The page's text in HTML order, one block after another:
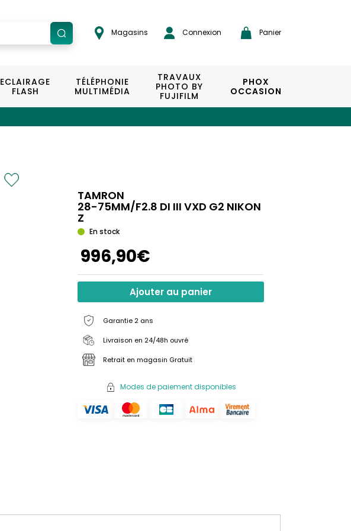
Magasins Connexion Panier
ECLAIRAGE
FLASH
TÉLÉPHONIE
MULTIMÉDIA
TRAVAUX
PHOTO BY
FUJIFILM
PHOX
OCCASION
TAMRON
28-75MM/F2.8 DI III VXD G2 NIKON
Z
En stock
996,90€
Ajouter au panier
Garantie 2 ans
Livraison en 24/48h ouvré
Retrait en magasin Gratuit
Modes de paiement disponibles